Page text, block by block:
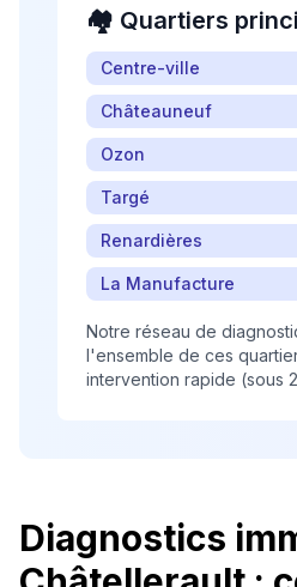
🏘️ Quartiers
Centre-ville
Châteauneuf
Ozon
Targé
Renardières
La Manufacture
Notre réseau de
l'ensemble de ces
intervention rapide (sous
Diagnostics